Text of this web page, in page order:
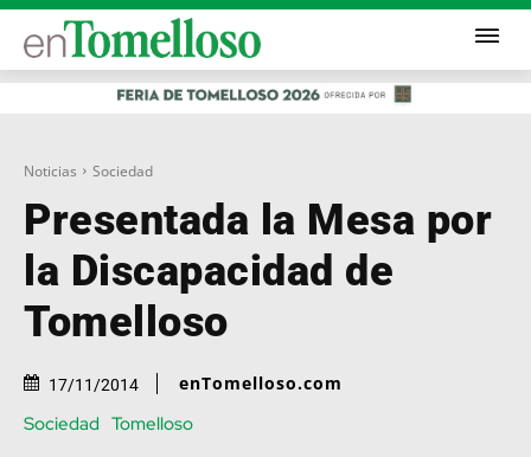
Noticias Sociedad
Presentada la Mesa por
la Discapacidad de
Tomelloso
17/11/2014 enTomelloso.com
Sociedad Tomelloso